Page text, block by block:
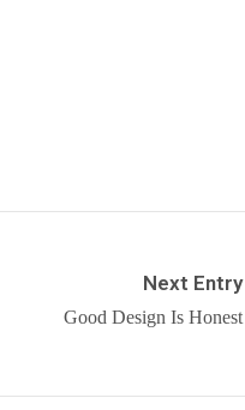
Next Entry
Good Design Is Honest